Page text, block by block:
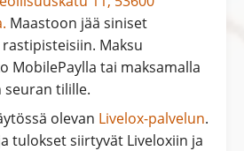
Maastoon jää siniset
Maksu
MobilePaylla tai maksamalla
tilille.
olevan Livelox-palvelun.
tulokset siirtyvät Liveloxiin ja